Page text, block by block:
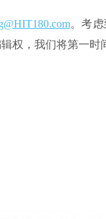
。考虑
权，我们将第一时